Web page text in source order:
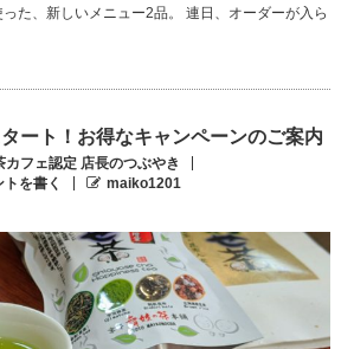
た、新しいメニュー2品。 連日、オーダーが入ら
ート！お得なキャンペーンのご案内
カフェ認定 店長のつぶやき
トを書く
maiko1201